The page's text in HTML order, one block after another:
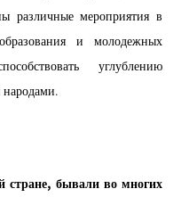
различные мероприятия в
и молодежных
углублению
бывали во многих